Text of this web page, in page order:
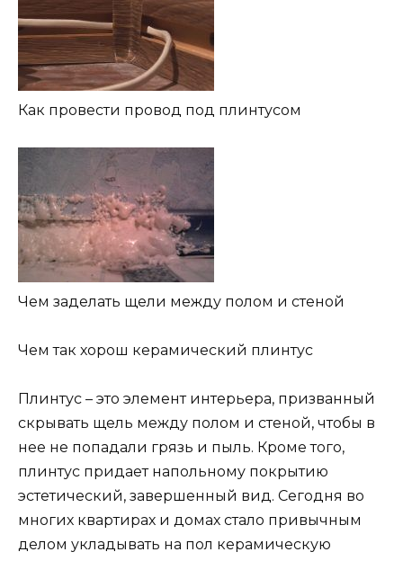
Как провести провод под плинтусом
Чем заделать щели между полом и стеной
Чем так хорош керамический плинтус
Плинтус – это элемент интерьера, призванный
скрывать щель между полом и стеной, чтобы в
нее не попадали грязь и пыль. Кроме того,
плинтус придает напольному покрытию
эстетический, завершенный вид. Сегодня во
многих квартирах и домах стало привычным
делом укладывать на пол керамическую